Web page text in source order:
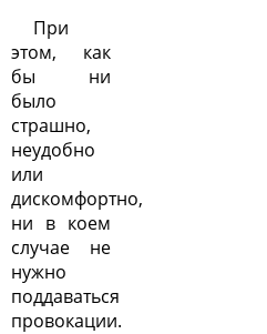
При
этом, как
бы ни
было
страшно,
неудобно
или
дискомфортно,
ни в коем
случае не
нужно
поддаваться
провокации.